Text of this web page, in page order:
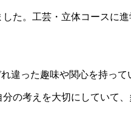
た。工芸・立体コースに
った趣味や関心を持って
の考えを大切にしていて